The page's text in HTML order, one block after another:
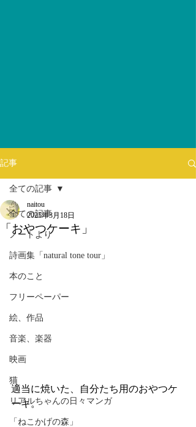
記事
全ての記事
ノートより
詩画集「natural tone tour」
本のこと
フリーペーパー
絵、作品
音楽、楽器
映画
猫
リアルちゃんの日々マンガ
「ねこかげの森」
全ての記事
「おやつケーキ」
naitou
2025年3月18日
適当に焼いた、自分たち用のおやつケ
ーキ。